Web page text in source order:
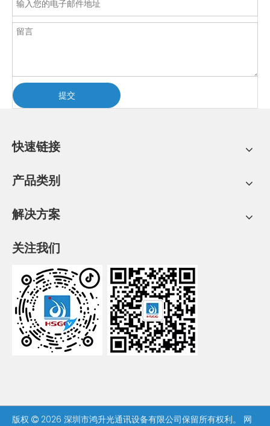
提交
快速链接
产品类别
解决方案
关注我们
版权  2026 深圳市鸿升光通讯设备有限公司保留所有权利。 网